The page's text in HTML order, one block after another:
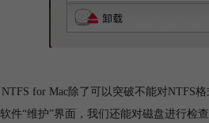
NTFS for Mac除了可以突破不能对NTFS
件“维护”界面，我们还能对磁盘进行检查